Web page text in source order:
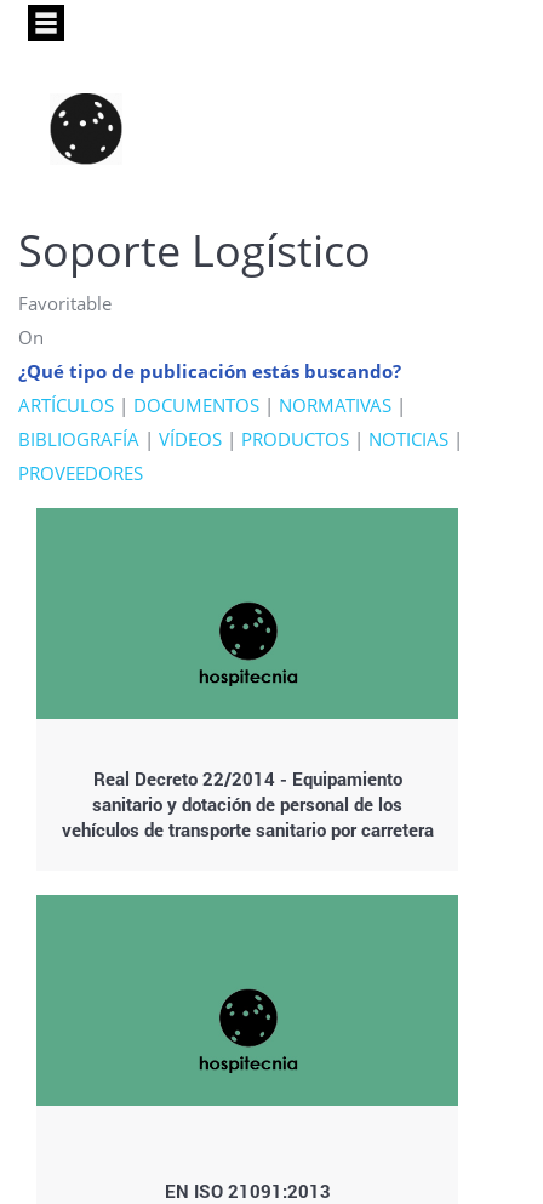
Pasar
principal
Soporte Logístico
Favoritable
On
¿Qué tipo de publicación estás buscando?
ARTÍCULOS | DOCUMENTOS | NORMATIVAS |
BIBLIOGRAFÍA | VÍDEOS | PRODUCTOS | NOTICIAS |
PROVEEDORES
Real Decreto 22/2014 - Equipamiento
sanitario y dotación de personal de los
vehículos de transporte sanitario por carretera
EN ISO 21091:2013